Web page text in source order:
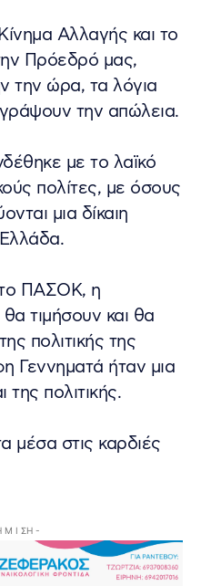
Αλλαγής και το
Πρόεδρό μας,
την ώρα, τα λόγια
την απώλεια.
με το λαϊκό
πολίτες, με όσους
μια δίκαιη
το ΠΑΣΟΚ, η
τιμήσουν και θα
πολιτικής της
Γεννηματά ήταν μια
πολιτικής.
μέσα στις καρδιές
Μ Ι ΣΗ -